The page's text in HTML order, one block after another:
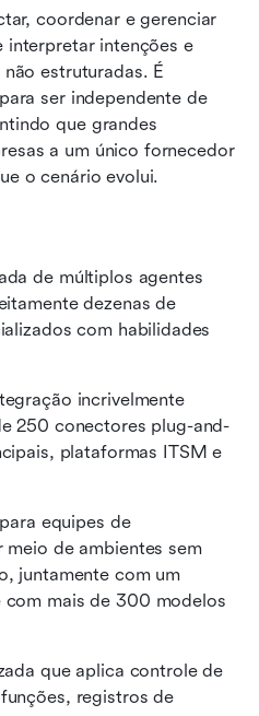
coordenar e gerenciar
interpretar intenções e
estruturadas. É
ser independente de
que grandes
a um único fornecedor
o cenário evolui.
de múltiplos agentes
dezenas de
com habilidades
incrivelmente
250 conectores plug-and-
plataformas ITSM e
equipes de
de ambientes sem
juntamente com um
com mais de 300 modelos
que aplica controle de
registros de